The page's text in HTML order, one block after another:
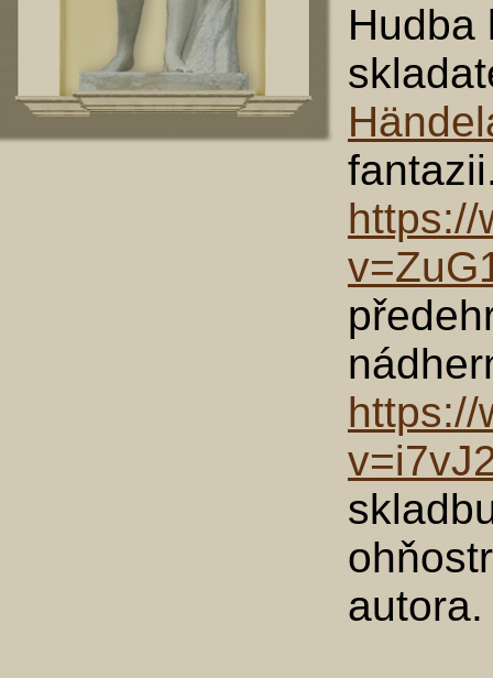
Hudba
https://
https://
autora.